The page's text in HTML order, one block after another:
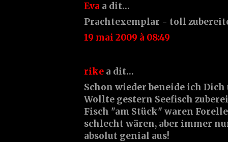
Eva a dit…
Prachtexemplar - toll
19 mai 2009 à 08:49
rike a dit…
Schon wieder beneide ich
Wollte gestern Seefisch
Fisch "am Stück" waren
schlecht wären, aber immer
absolut genial aus!